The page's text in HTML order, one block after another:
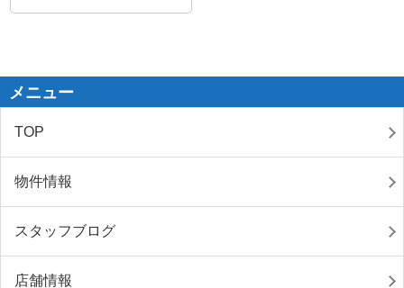
メニュー
TOP
物件情報
スタッフブログ
店舗情報